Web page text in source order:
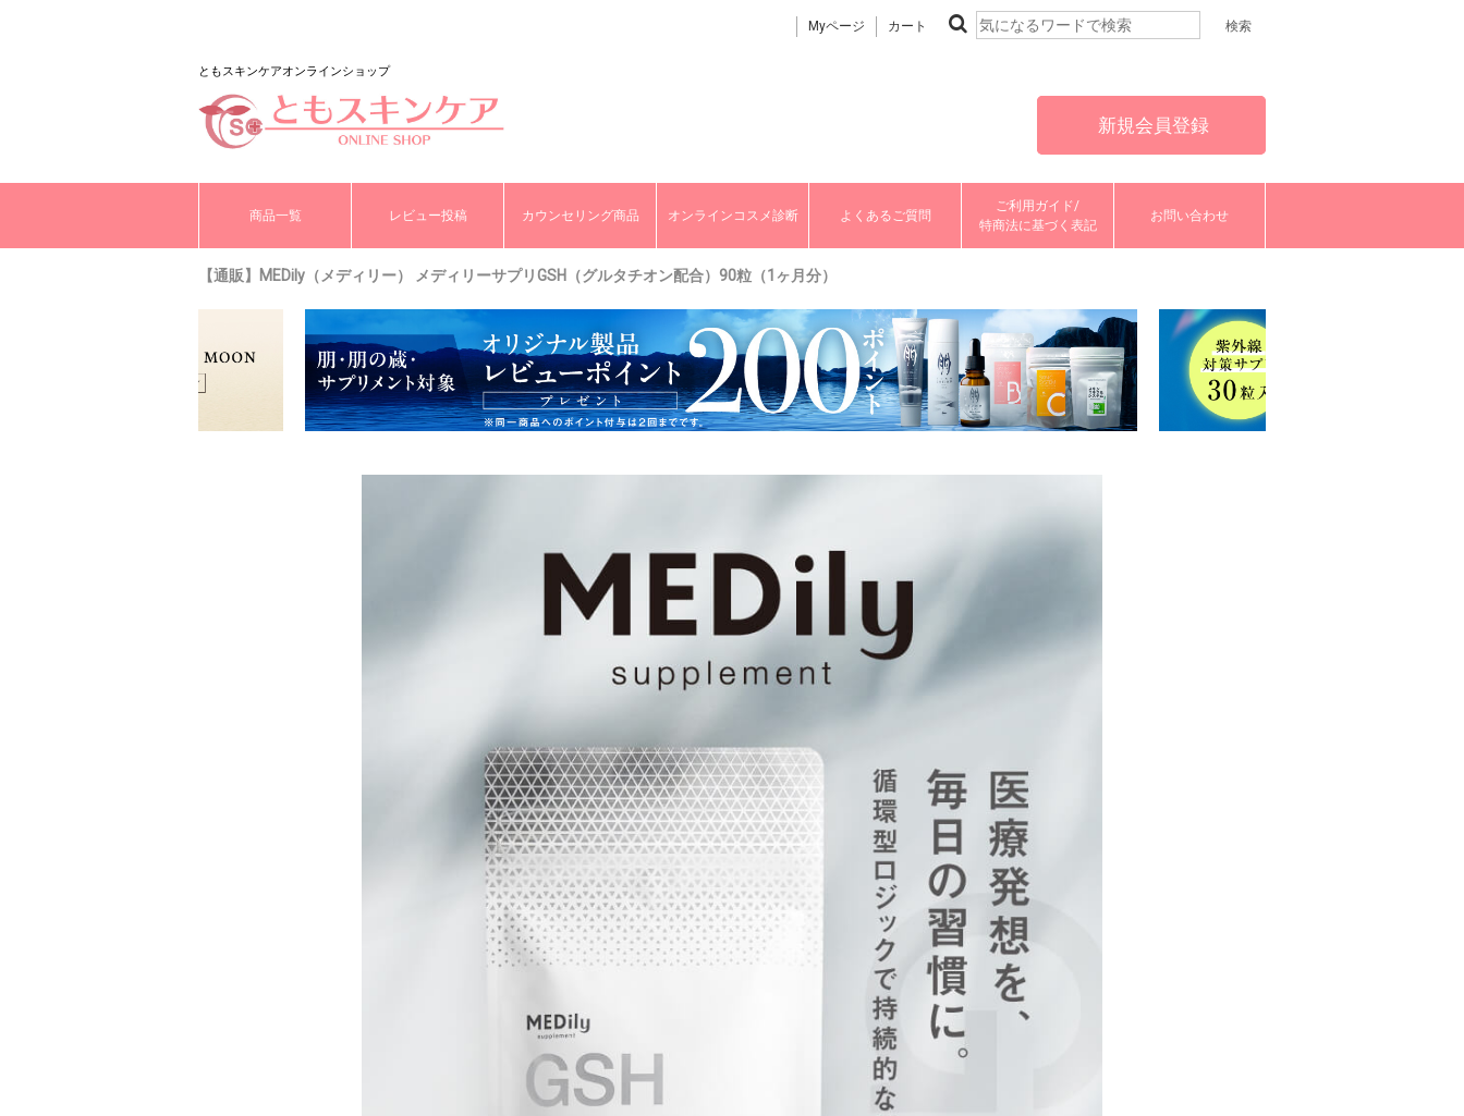
Myページ カート
ともスキンケアオンラインショップ
新規会員登録
商品一覧 レビュー投稿 カウンセリング商品 オンラインコスメ診断 よくあるご質問
ご利用ガイド/
特商法に基づく表記
お問い合わせ
【通販】MEDily（メディリー） メディリーサプリGSH（グルタチオン配合）90粒（1ヶ月分）